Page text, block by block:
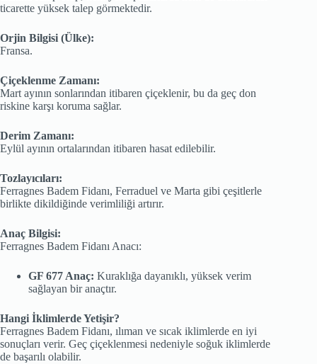
ticarette yüksek talep görmektedir.
Orjin Bilgisi (Ülke):
Fransa.
Çiçeklenme Zamanı:
Mart ayının sonlarından itibaren çiçeklenir, bu da geç don
riskine karşı koruma sağlar.
Derim Zamanı:
Eylül ayının ortalarından itibaren hasat edilebilir.
Tozlayıcıları:
Ferragnes Badem Fidanı, Ferraduel ve Marta gibi çeşitlerle
birlikte dikildiğinde verimliliği artırır.
Anaç Bilgisi:
Ferragnes Badem Fidanı Anacı:
GF 677 Anaç: Kuraklığa dayanıklı, yüksek verim
sağlayan bir anaçtır.
Hangi İklimlerde Yetişir?
Ferragnes Badem Fidanı, ılıman ve sıcak iklimlerde en iyi
sonuçları verir. Geç çiçeklenmesi nedeniyle soğuk iklimlerde
de başarılı olabilir.